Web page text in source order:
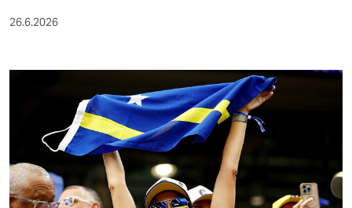
26.6.2026